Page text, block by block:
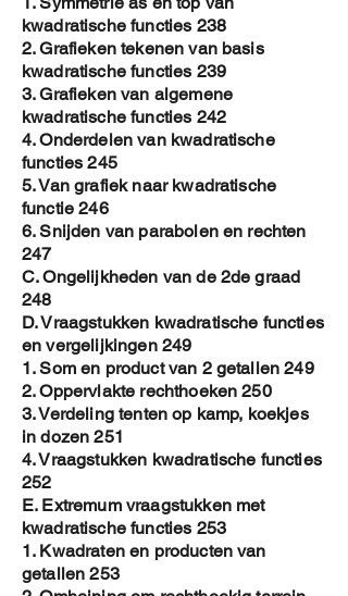
kwadratische functies 238
2. Grafieken tekenen van basis
kwadratische functies 239
3. Grafieken van algemene
kwadratische functies 242
4. Onderdelen van kwadratische
functies 245
5. Van grafiek naar kwadratische
functie 246
6. Snijden van parabolen en rechten
247
C. Ongelijkheden van de 2de graad
248
D. Vraagstukken kwadratische functies
en vergelijkingen 249
1. Som en product van 2 getallen 249
2. Oppervlakte rechthoeken 250
3. Verdeling tenten op kamp, koekjes
in dozen 251
4. Vraagstukken kwadratische functies
252
E. Extremum vraagstukken met
kwadratische functies 253
1. Kwadraten en producten van
getallen 253